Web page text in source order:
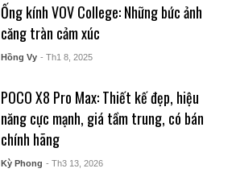
Ống kính VOV College: Những bức ảnh
căng tràn cảm xúc
Hồng Vy - Th1 8, 2025
POCO X8 Pro Max: Thiết kế đẹp, hiệu
năng cực mạnh, giá tầm trung, có bán
chính hãng
Kỳ Phong - Th3 13, 2026